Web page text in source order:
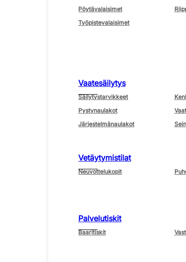
Pöytävalaisimet
Työpistevalaisimet
Vaatesäilytys
Säilytystarvikkeet
Pystynaulakot
Järjestelmänaulakot
Vetäytymistilat
Neuvottelukopit
Palvelutiskit
Baaritiskit